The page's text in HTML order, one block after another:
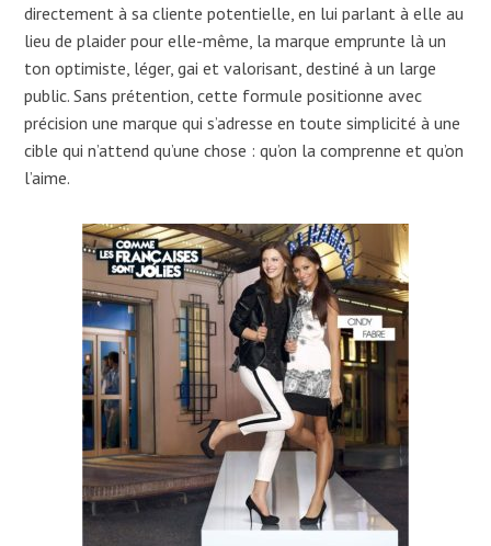
directement à sa cliente potentielle, en lui parlant à elle au
lieu de plaider pour elle-même, la marque emprunte là un
ton optimiste, léger, gai et valorisant, destiné à un large
public. Sans prétention, cette formule positionne avec
précision une marque qui s’adresse en toute simplicité à une
cible qui n’attend qu’une chose : qu’on la comprenne et qu’on
l’aime.